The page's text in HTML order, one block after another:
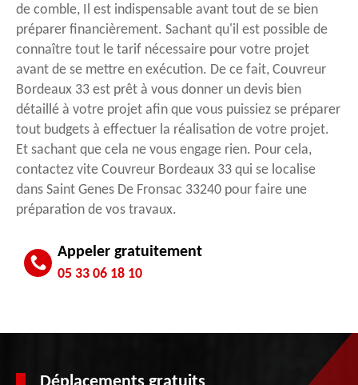
de comble, Il est indispensable avant tout de se bien
préparer financièrement. Sachant qu'il est possible de
connaître tout le tarif nécessaire pour votre projet
avant de se mettre en exécution. De ce fait, Couvreur
Bordeaux 33 est prêt à vous donner un devis bien
détaillé à votre projet afin que vous puissiez se préparer
tout budgets à effectuer la réalisation de votre projet.
Et sachant que cela ne vous engage rien. Pour cela,
contactez vite Couvreur Bordeaux 33 qui se localise
dans Saint Genes De Fronsac 33240 pour faire une
préparation de vos travaux.
Appeler gratuitement
05 33 06 18 10